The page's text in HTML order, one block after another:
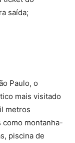
saída;
Paulo, o
mais visitado
metros
como montanha-
piscina de